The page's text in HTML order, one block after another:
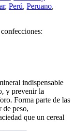
, Perú, Peruano,
indispensable
y prevenir la
Forma parte de las
de peso,
que un cereal